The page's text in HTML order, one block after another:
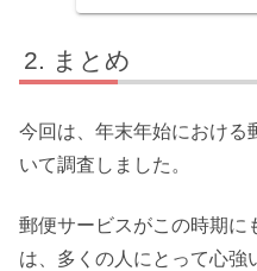
まとめ
今回は、年末年始における
いて調査しました。
郵便サービスがこの時期に
は、多くの人にとって心強